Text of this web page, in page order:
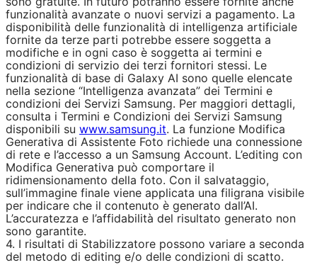
funzionalità avanzate o nuovi servizi a pagamento. La
disponibilità delle funzionalità di intelligenza artificiale
fornite da terze parti potrebbe essere soggetta a
modifiche e in ogni caso è soggetta ai termini e
condizioni di servizio dei terzi fornitori stessi. Le
funzionalità di base di Galaxy AI sono quelle elencate
nella sezione “Intelligenza avanzata” dei Termini e
condizioni dei Servizi Samsung. Per maggiori dettagli,
consulta i Termini e Condizioni dei Servizi Samsung
disponibili su www.samsung.it. La funzione Modifica
Generativa di Assistente Foto richiede una connessione
di rete e l’accesso a un Samsung Account. L’editing con
Modifica Generativa può comportare il
ridimensionamento della foto. Con il salvataggio,
sull’immagine finale viene applicata una filigrana visibile
per indicare che il contenuto è generato dall’AI.
L’accuratezza e l’affidabilità del risultato generato non
sono garantite.
4. I risultati di Stabilizzatore possono variare a seconda
del metodo di editing e/o delle condizioni di scatto.